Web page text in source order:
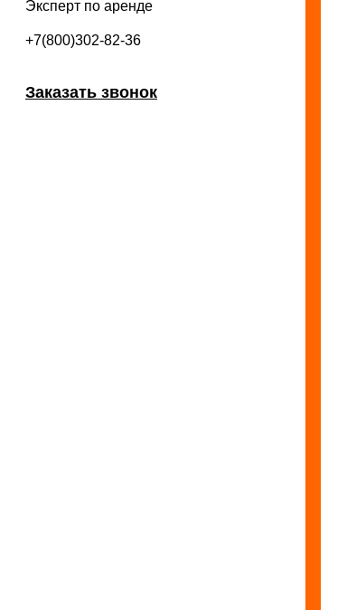
Эксперт по аренде
+7(800)302-82-36
Заказать звонок